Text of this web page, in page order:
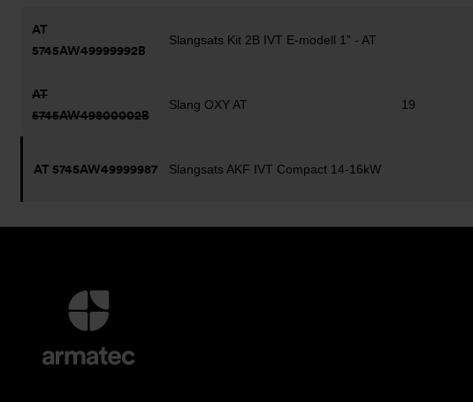
AT
5745AW49999992B
Slangsats Kit 2B IVT E-modell 1” - AT
AT
5745AW49800002B
Slang OXY AT 19
AT 5745AW49999987 Slangsats AKF IVT Compact 14-16kW
Ytterligare
information
kontaktuppgifter